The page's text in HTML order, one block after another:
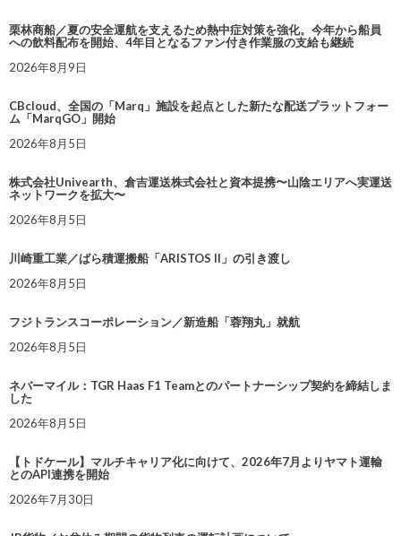
栗林商船／夏の安全運航を支えるため熱中症対策を強化。今年から船員
への飲料配布を開始、4年目となるファン付き作業服の支給も継続
2026年8月9日
CBcloud、全国の「Marq」施設を起点とした新たな配送プラットフォー
ム「MarqGO」開始
2026年8月5日
株式会社Univearth、倉吉運送株式会社と資本提携〜山陰エリアへ実運送
ネットワークを拡大〜
2026年8月5日
川崎重工業／ばら積運搬船「ARISTOS II」の引き渡し
2026年8月5日
フジトランスコーポレーション／新造船「蓉翔丸」就航
2026年8月5日
ネバーマイル：TGR Haas F1 Teamとのパートナーシップ契約を締結しま
した
2026年8月5日
【トドケール】マルチキャリア化に向けて、2026年7月よりヤマト運輸
とのAPI連携を開始
2026年7月30日